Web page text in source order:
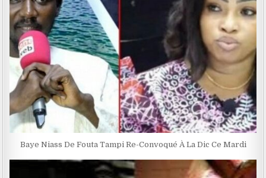
Baye Niass De Fouta Tampi Re-Convoqué À La Dic Ce Mardi